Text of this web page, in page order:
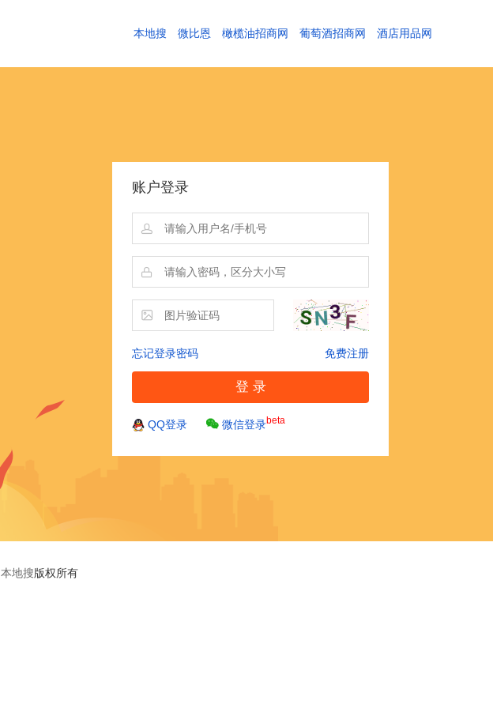
本地搜 微比恩 橄榄油招商网 葡萄酒招商网 酒店用品网
账户登录
忘记登录密码 免费注册
QQ登录 微信登录beta
本地搜版权所有